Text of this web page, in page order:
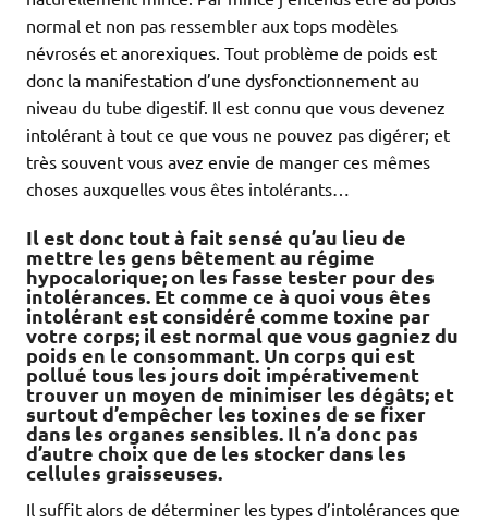
normal et non pas ressembler aux tops modèles
névrosés et anorexiques. Tout problème de poids est
donc la manifestation d’une dysfonctionnement au
niveau du tube digestif. Il est connu que vous devenez
intolérant à tout ce que vous ne pouvez pas digérer; et
très souvent vous avez envie de manger ces mêmes
choses auxquelles vous êtes intolérants…
Il est donc tout à fait sensé qu’au lieu de
mettre les gens bêtement au régime
hypocalorique; on les fasse tester pour des
intolérances. Et comme ce à quoi vous êtes
intolérant est considéré comme toxine par
votre corps; il est normal que vous gagniez du
poids en le consommant. Un corps qui est
pollué tous les jours doit impérativement
trouver un moyen de minimiser les dégâts; et
surtout d’empêcher les toxines de se fixer
dans les organes sensibles. Il n’a donc pas
d’autre choix que de les stocker dans les
cellules graisseuses.
Il suffit alors de déterminer les types d’intolérances que